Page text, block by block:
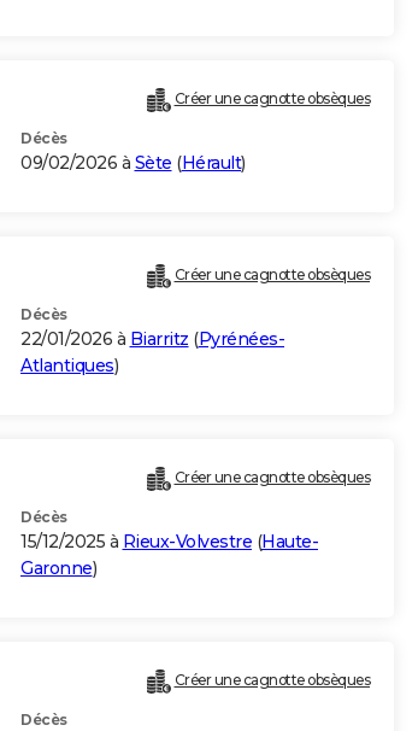
Créer une cagnotte obsèques
Décès
09/02/2026 à Sète (Hérault)
Créer une cagnotte obsèques
Décès
22/01/2026 à Biarritz (Pyrénées-
Atlantiques)
Créer une cagnotte obsèques
Décès
15/12/2025 à Rieux-Volvestre (Haute-
Garonne)
Créer une cagnotte obsèques
Décès